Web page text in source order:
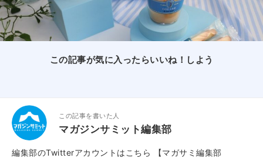
この記事が気に入ったらいいね！しよう
この記事を書いた人
マガジンサミット編集部
編集部のTwitterアカウントはこちら
【マガサミ編集部